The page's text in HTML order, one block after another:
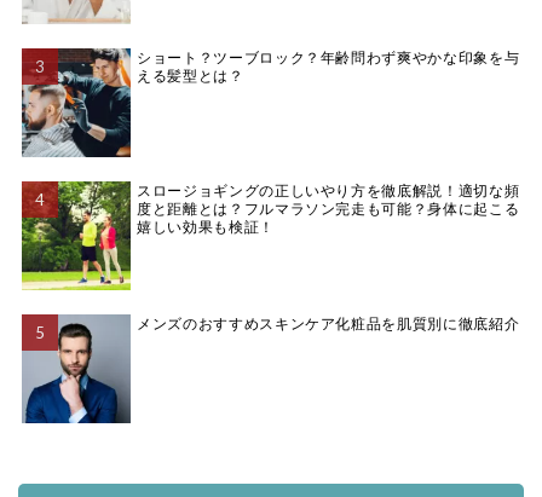
ショート？ツーブロック？年齢問わず爽やかな印象を与
える髪型とは？
スロージョギングの正しいやり方を徹底解説！適切な頻
度と距離とは？フルマラソン完走も可能？身体に起こる
嬉しい効果も検証！
メンズのおすすめスキンケア化粧品を肌質別に徹底紹介